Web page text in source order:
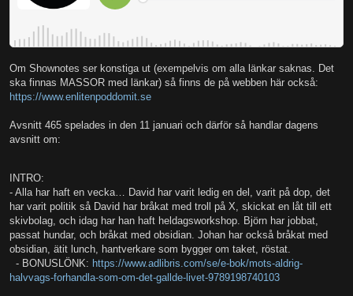
Om Shownotes ser konstiga ut (exempelvis om alla länkar saknas. Det
ska finnas MASSOR med länkar) så finns de på webben här också:
https://www.enlitenpoddomit.se
Avsnitt 465 spelades in den 11 januari och därför så handlar dagens
avsnitt om:
INTRO:
- Alla har haft en vecka… David har varit ledig en del, varit på dop, det
har varit politik så David har bråkat med troll på X, skickat en låt till ett
skivbolag, och idag har han haft heldagsworkshop. Björn har jobbat,
passat hundar, och bråkat med obsidian. Johan har också bråkat med
obsidian, ätit lunch, hantverkare som bygger om taket, röstat.
- BONUSLÖNK: https://www.adlibris.com/se/e-bok/mots-aldrig-
halvvags-forhandla-som-om-det-gallde-livet-9789198740103